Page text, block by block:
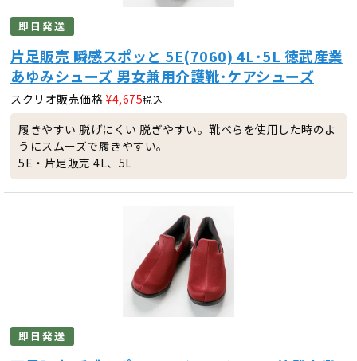
即日発送
片足販売 瞬感スポッと 5E(7060) 4L･5L 徳武産業
あゆみシューズ 男女兼用介護靴･ケアシューズ
スクリオ販売価格 ¥4,675税込
履きやすい 脱げにくい 脱ぎやすい。靴べらを使用した時のよ
うにスムーズで履きやすい。
5E・片足販売 4L、5L
即日発送